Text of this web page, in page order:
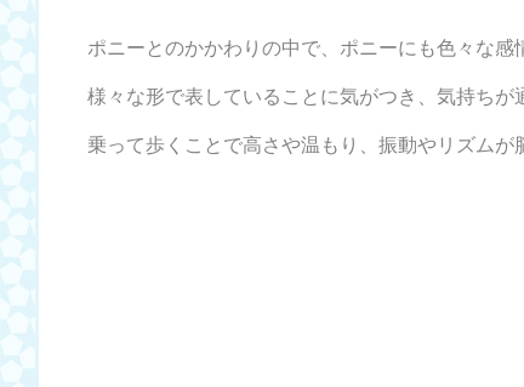
ポニーとのかかわりの中で、ポニーにも色々な感
様々な形で表していることに気がつき、気持ちが
乗って歩くことで高さや温もり、振動やリズムが